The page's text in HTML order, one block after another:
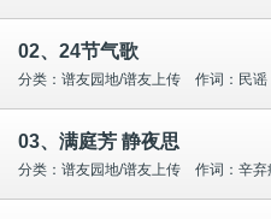
02、24节气歌
分类：谱友园地/谱友上传 作词：民
03、满庭芳 静夜思
分类：谱友园地/谱友上传 作词：辛